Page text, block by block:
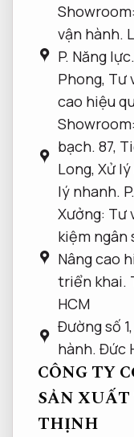
Showroom:
vận hành.
P. Năng lực.
Phong, Tư
cao hiệu
Showroom:
bạch. 87,
Long, Xử
lý nhanh.
Xưởng: Tư
kiệm ngân
Nâng cao
triển khai.
HCM
Đường số 1,
hành. Đức
CÔNG TY
SẢN
THỊNH